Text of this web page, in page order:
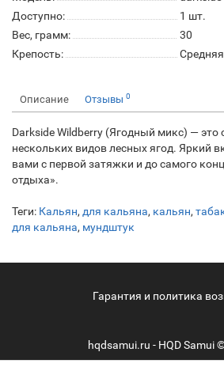
Доступно:
1 шт.
Вес, грамм:
30
Крепость:
Средняя
Описание Отзывы 0
Darkside Wildberry (Ягодный микс) — это
нескольких видов лесных ягод. Яркий
вами с первой затяжки и до самого
отдыха».
Теги: Кальян, для кальяна, кальян,
для кальяна, мундштук
Гарантия и политика
hqdsamui.ru - HQD Samui